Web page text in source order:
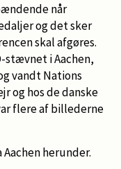
når
og det sker
skal afgøres.
stævnet i Aachen,
vandt Nations
og hos de danske
flere af billederne
herunder.